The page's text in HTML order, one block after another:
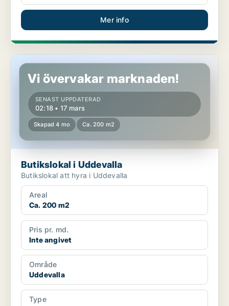
Mer info
Butikslokal i Uddevalla
Vi övervakar marknaden!
SENAST UPPDATERAD
02:18 • 17 mars
Skapad 4 mo Ca. 200 m2
Butikslokal i Uddevalla
Butikslokal att hyra i Uddevalla
Areal
Ca. 200 m2
Pris pr. md.
Inte angivet
Område
Uddevalla
Type